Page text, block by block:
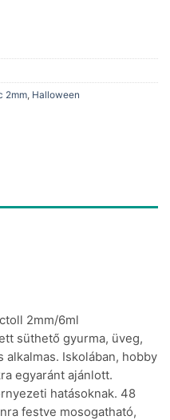
2mm Halloween
2mm/6ml
süthető gyurma, üveg,
Iskolában, hobby
egyaránt ajánlott.
hatásoknak. 48
festve mosogatható,